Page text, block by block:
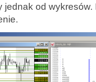
jednak od